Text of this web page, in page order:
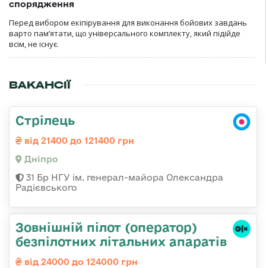
спорядження
Перед вибором екіпірування для виконання бойових завдань
варто пам’ятати, що універсального комплекту, який підійде
всім, не існує.
ВАКАНСІЇ
Стрілець
від 21400 до 121400 грн
Дніпро
31 Бр НГУ ім. генерал-майора Олександра
Радієвського
Зовнішній пілот (оператор)
безпілотних літальних апаратів
від 24000 до 124000 грн